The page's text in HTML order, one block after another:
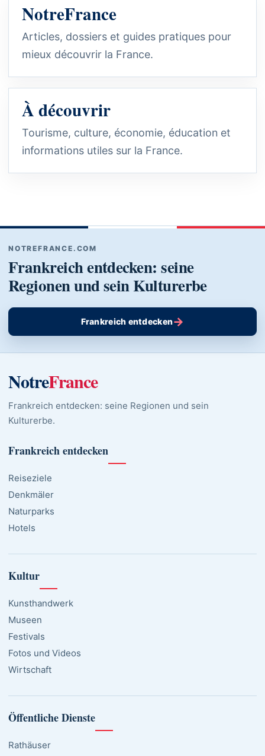
NotreFrance
Articles, dossiers et guides pratiques pour
mieux découvrir la France.
À découvrir
Tourisme, culture, économie, éducation et
informations utiles sur la France.
NOTREFRANCE.COM
Frankreich entdecken: seine
Regionen und sein Kulturerbe
Frankreich entdecken→
NotreFrance
Frankreich entdecken: seine Regionen und sein
Kulturerbe.
Frankreich entdecken
Reiseziele
Denkmäler
Naturparks
Hotels
Kultur
Kunsthandwerk
Museen
Festivals
Fotos und Videos
Wirtschaft
Öffentliche Dienste
Rathäuser